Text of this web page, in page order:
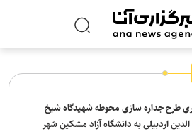
طرح جداره سازی محوطه شهیدگاه شیخ
اردبیلی به دانشگاه آزاد مشکین شهر